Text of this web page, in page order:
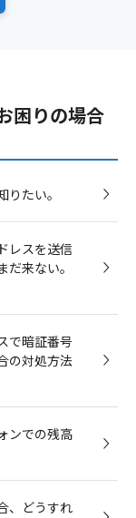
困りの場合
りたい。
レスを送信
来ない。
で暗証番号
の対処方法
ンでの残高
、どうすれ